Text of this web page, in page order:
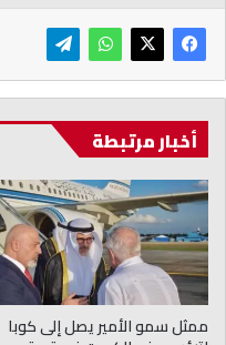
أخبار مرتبطة
ممثل سمو الأمير يصل إلى كوبا